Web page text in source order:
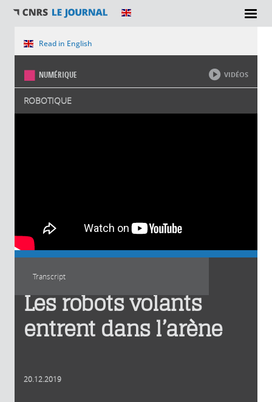
Vous êtes ici
Read in English
NUMÉRIQUE
ROBOTIQUE
VIDÉOS
Les robots volants
entrent dans l’arène
20.12.2019
Transcript